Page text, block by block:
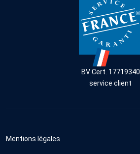
BV Cert. 17719340
service client
Mentions légales